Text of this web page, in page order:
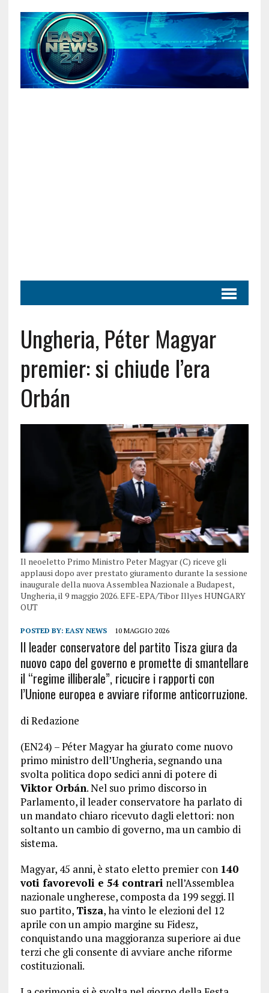
Ungheria, Péter Magyar
premier: si chiude l’era
Orbán
Il neoeletto Primo Ministro Peter Magyar (C) riceve gli
applausi dopo aver prestato giuramento durante la sessione
inaugurale della nuova Assemblea Nazionale a Budapest,
Ungheria, il 9 maggio 2026. EFE-EPA/Tibor Illyes HUNGARY
OUT
POSTED BY: EASY NEWS 10 MAGGIO 2026
Il leader conservatore del partito Tisza giura da
nuovo capo del governo e promette di smantellare
il “regime illiberale”, ricucire i rapporti con
l’Unione europea e avviare riforme anticorruzione.
di Redazione
(EN24) – Péter Magyar ha giurato come nuovo
primo ministro dell’Ungheria, segnando una
svolta politica dopo sedici anni di potere di
Viktor Orbán. Nel suo primo discorso in
Parlamento, il leader conservatore ha parlato di
un mandato chiaro ricevuto dagli elettori: non
soltanto un cambio di governo, ma un cambio di
sistema.
Magyar, 45 anni, è stato eletto premier con 140
voti favorevoli e 54 contrari nell’Assemblea
nazionale ungherese, composta da 199 seggi. Il
suo partito, Tisza, ha vinto le elezioni del 12
aprile con un ampio margine su Fidesz,
conquistando una maggioranza superiore ai due
terzi che gli consente di avviare anche riforme
costituzionali.